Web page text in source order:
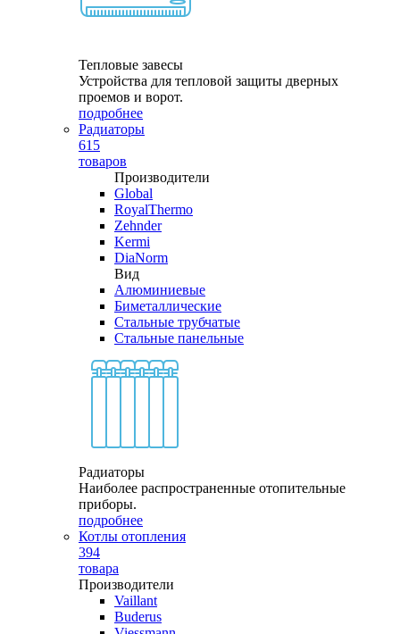
Тепловые завесы
Устройства для тепловой защиты дверных
проемов и ворот.
подробнее
Радиаторы
615
товаров
Производители
Global
RoyalThermo
Zehnder
Kermi
DiaNorm
Вид
Алюминиевые
Биметаллические
Стальные трубчатые
Стальные панельные
Радиаторы
Наиболее распространенные отопительные
приборы.
подробнее
Котлы отопления
394
товара
Производители
Vaillant
Buderus